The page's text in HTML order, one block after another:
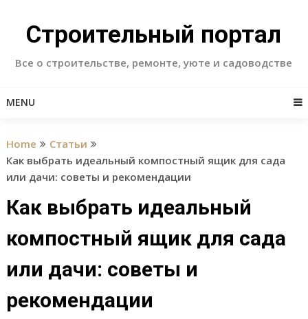
contentСтроительный портал
Все о строительстве, ремонте, уюте и садоводстве
MENU
Home
Статьи
Как выбрать идеальный компостный ящик для сада
или дачи: советы и рекомендации
Как выбрать идеальный
компостный ящик для сада
или дачи: советы и
рекомендации